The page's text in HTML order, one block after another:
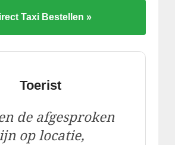
Taxi Bestellen »
Toerist
de afgesproken
op locatie,